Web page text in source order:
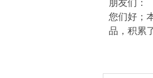
朋友们：
您们好；
品，积累